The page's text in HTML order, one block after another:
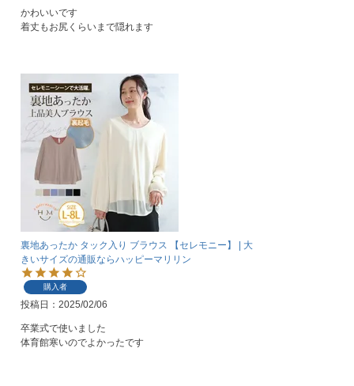
かわいいです
着丈もお尻くらいまで隠れます
裏地あったか タック入り ブラウス 【セレモニー】 | 大
きいサイズの通販ならハッピーマリリン
購入者
投稿日 2025/02/06
卒業式で使いました
体育館寒いのでよかったです